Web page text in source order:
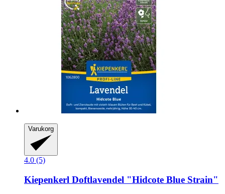
Varukorg
4.0 (5)
Kiepenkerl Doftlavendel "Hidcote Blue Strain"